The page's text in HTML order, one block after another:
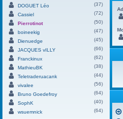
DOGUET Léo
(37)
Cassiel
(72)
Pierrotinot
(50)
boineekig
(47)
Dienuedge
(45)
JACQUES vILLY
(66)
Franckinux
(62)
MathieuBK
(38)
Teletraderuacank
(44)
vivalee
(56)
Bruno Goedefroy
(64)
SophK
(40)
wsuemnick
(64)